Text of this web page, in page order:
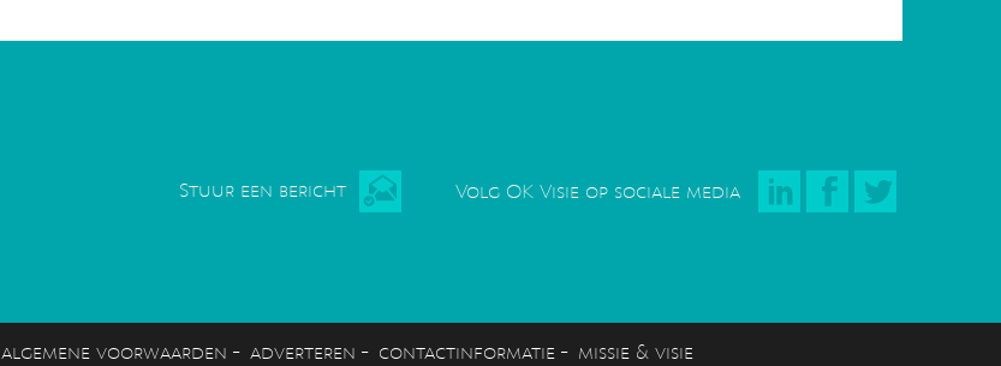
Stuur een bericht Volg OK Visie op sociale media
algemene voorwaarden - adverteren - contactinformatie - missie & visie